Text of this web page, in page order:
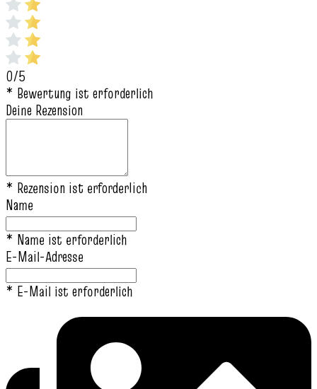
0/5
* Bewertung ist erforderlich
Deine Rezension
* Rezension ist erforderlich
Name
* Name ist erforderlich
E-Mail-Adresse
* E-Mail ist erforderlich